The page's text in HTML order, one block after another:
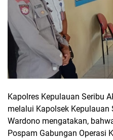
Kapolres Kepulauan Seribu
melalui Kapolsek Kepulauan
Wardono mengatakan,
Pospam Gabungan Operasi